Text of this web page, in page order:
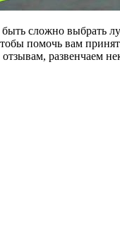
сложно выбрать
помочь вам
развенчаем